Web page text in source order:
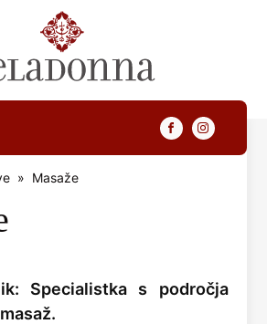
» Masaže
Specialistka s področja